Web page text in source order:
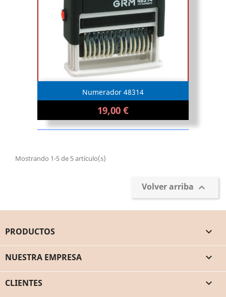
Numerador 48314
19,00 €
Mostrando 1-5 de 5 artículo(s)
Volver arriba 
PRODUCTOS 
NUESTRA EMPRESA 
CLIENTES 